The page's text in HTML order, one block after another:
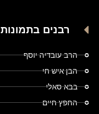
רבנים בתמונות
הרב עובדיה יוסף
הבן איש חי
בבא סאלי
החפץ חיים